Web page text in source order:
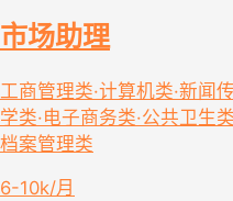
市场助理
工商管理类·计算机类·新闻
学类·电子商务类·公共卫生
档案管理类
6-10k/月